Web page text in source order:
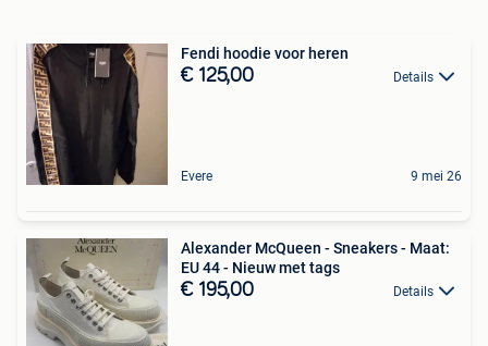
Fendi hoodie voor heren
€ 125,00 Details
Evere 9 mei 26
Alexander McQueen - Sneakers - Maat:
EU 44 - Nieuw met tags
€ 195,00 Details